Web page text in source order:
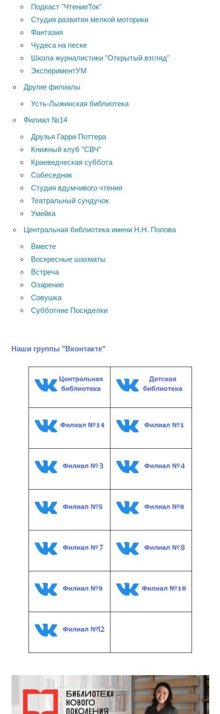
Подкаст "ЧтениеТок"
Студия развития мелкой моторики
Фантазия
Чудеса на песке
Школа журналистики "Открытый взгляд"
ЭкспериментУМ
Другие филиалы
Усть-Лыжинская библиотека
Филиал №14
Друзья Гарри Поттера
Книжный клуб "СВЧ"
Краеведческая суббота
Собеседник
Студия вдумчивого чтения
Театральный сундучок
Умейка
Центральная библиотека имени Н.Н. Попова
Вместе
Воскресные шахматы
Встреча
Озарение
Совушка
Субботние Посиделки
Наши группы "Вконтакте"